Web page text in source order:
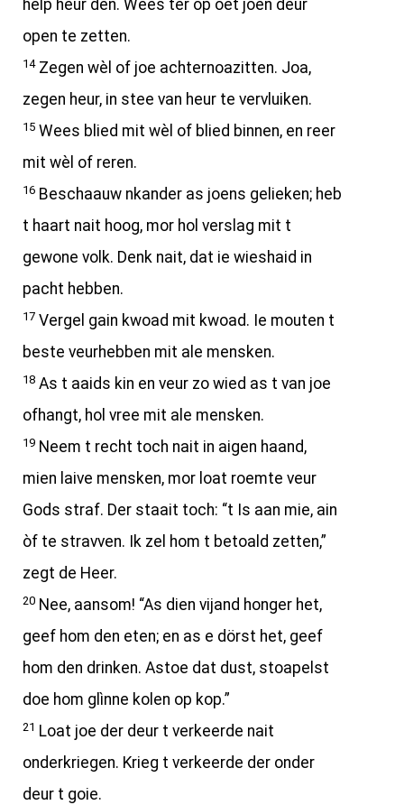
help heur den. Wees ter op oet joen deur
open te zetten.
14Zegen wèl of joe achternoazitten. Joa,
zegen heur, in stee van heur te vervluiken.
15 Wees blied mit wèl of blied binnen, en reer
mit wèl of reren.
16 Beschaauw nkander as joens gelieken; heb
t haart nait hoog, mor hol verslag mit t
gewone volk. Denk nait, dat ie wieshaid in
pacht hebben.
17 Vergel gain kwoad mit kwoad. Ie mouten t
beste veurhebben mit ale mensken.
18 As t aaids kin en veur zo wied as t van joe
ofhangt, hol vree mit ale mensken.
19 Neem t recht toch nait in aigen haand,
mien laive mensken, mor loat roemte veur
Gods straf. Der staait toch: “t Is aan mie, ain
òf te stravven. Ik zel hom t betoald zetten,”
zegt de Heer.
20 Nee, aansom! “As dien vijand honger het,
geef hom den eten; en as e dörst het, geef
hom den drinken. Astoe dat dust, stoapelst
doe hom glìnne kolen op kop.”
21 Loat joe der deur t verkeerde nait
onderkriegen. Krieg t verkeerde der onder
deur t goie.